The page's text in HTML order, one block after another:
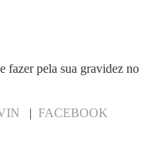
fazer pela sua gravidez no
| FACEBOOK